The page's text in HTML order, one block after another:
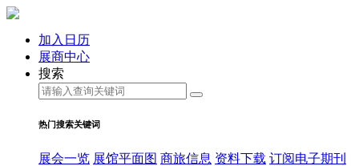
加入日历
展商中心
搜索
热门搜索关键词
展会一览 展馆平面图 商旅信息 资料下载 订阅电子期刊